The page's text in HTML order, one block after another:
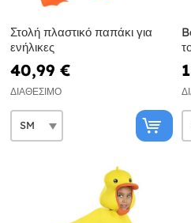
Στολή πλαστικό παπάκι για
ενήλικες
40,99 €
ΔΙΑΘΈΣΙΜΟ